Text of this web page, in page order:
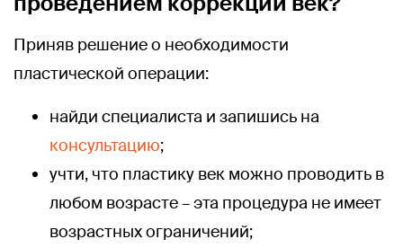
Приняв решение о необходимости
пластической операции:
найди специалиста и запишись на
консультацию;
учти, что пластику век можно проводить в
любом возрасте – эта процедура не имеет
возрастных ограничений;